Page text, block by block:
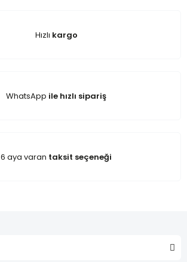
Hızlı kargo
WhatsApp ile hızlı sipariş
6 aya varan taksit seçeneği